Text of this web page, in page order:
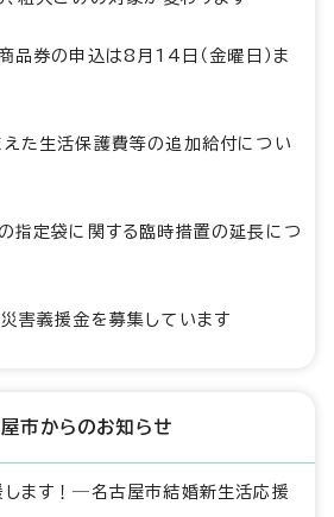
品券の申込は8月14日（金曜日）ま
た生活保護費等の追加給付につい
指定袋に関する臨時措置の延長につ
害義援金を募集しています
市からのお知らせ
します！―名古屋市結婚新生活応援